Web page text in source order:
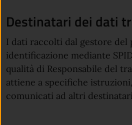
Destinatari dei dati
I dati raccolti dal gestore del
identificazione mediante
qualità di Responsabile del
attiene a specifiche
comunicati ad altri